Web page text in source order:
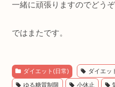
一緒に頑張りますのでどう
ではまたです。
ダイエット(日常) ダイエッ
ゆる糖質制限 小休止